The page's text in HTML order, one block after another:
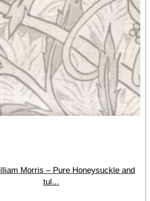
Morris – Pure Honeysuckle and
tul...